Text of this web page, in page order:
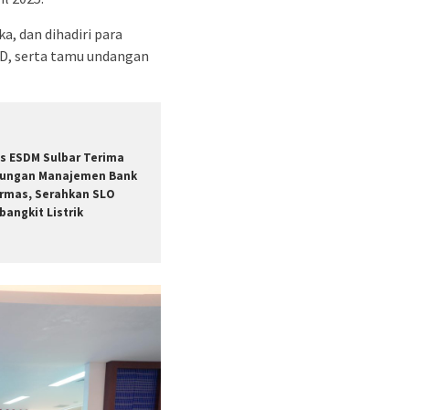
dan dihadiri para
serta tamu undangan
ESDM Sulbar Terima
Manajemen Bank
Serahkan SLO
Listrik